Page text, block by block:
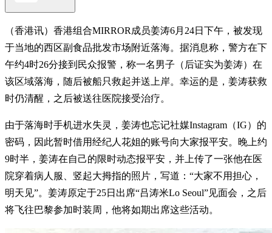
（香港讯）香港组合MIRROR成员姜涛6月24日下午，被发现
于当地的西区副食品批发市场附近落海。据消息称，警方在下
午约4时26分接到民众报警，称一名男子（后证实为姜涛）在
该区域落海，随后被船只救起并送上岸。幸运的是，姜涛获救
时仍清醒，之后被送往医院接受治疗。
由于落海时手机进水失灵，姜涛也忘记社媒Instagram（IG）的
密码，因此暂时借用经纪人花姐的账号向大家报平安。晚上约
9时半，姜涛在自己的限时动态报平安，并上传了一张他在医
院穿着病人服、竖起大拇指的照片，写道：“大家不用担心，
明天见”。姜涛原定于25日出席“吕涛米Lo Seoul”见面会，之后
将飞往巴黎参加时装周，他将如期出席这些活动。